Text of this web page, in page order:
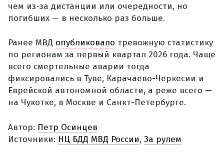
чем из-за дистанции или очередности, но
погибших — в несколько раз больше.
Ранее МВД опубликовало тревожную статистику
по регионам за первый квартал 2026 года. Чаще
всего смертельные аварии тогда
фиксировались в Туве, Карачаево-Черкесии и
Еврейской автономной области, а реже всего —
на Чукотке, в Москве и Санкт-Петербурге.
Автор: Петр Осинцев
Источники: НЦ БДД МВД России, За рулем